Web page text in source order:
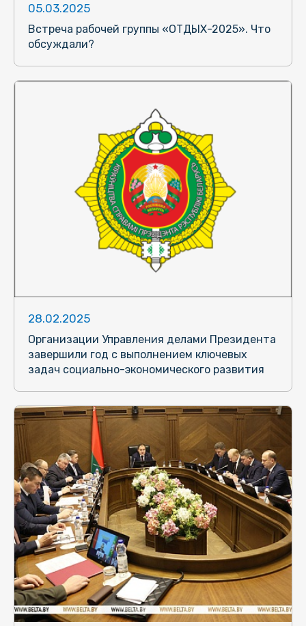
05.03.2025
Встреча рабочей группы «ОТДЫХ-2025». Что
обсуждали?
28.02.2025
Организации Управления делами Президента
завершили год с выполнением ключевых
задач социально-экономического развития